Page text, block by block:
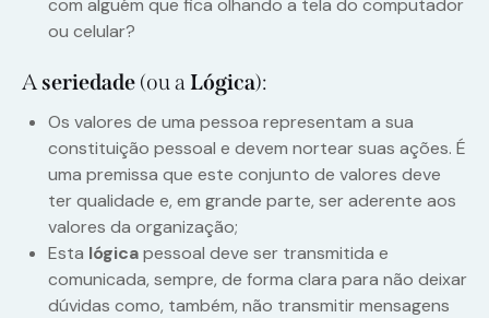
com alguém que fica olhando a tela do computador
ou celular?
A seriedade (ou a Lógica):
Os valores de uma pessoa representam a sua
constituição pessoal e devem nortear suas ações. É
uma premissa que este conjunto de valores deve
ter qualidade e, em grande parte, ser aderente aos
valores da organização;
Esta lógicapessoal deve ser transmitida e
comunicada, sempre, de forma clara para não deixar
dúvidas como, também, não transmitir mensagens